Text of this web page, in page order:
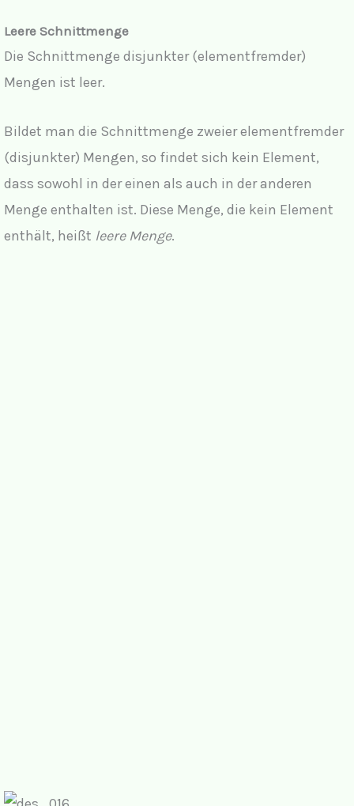
Leere Schnittmenge
Die Schnittmenge disjunkter (elementfremder)
Mengen ist leer.
Bildet man die Schnittmenge zweier elementfremder
(disjunkter) Mengen, so findet sich kein Element,
dass sowohl in der einen als auch in der anderen
Menge enthalten ist. Diese Menge, die kein Element
enthält, heißt leere Menge.